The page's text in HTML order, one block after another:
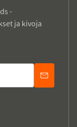
-
ja kivoja